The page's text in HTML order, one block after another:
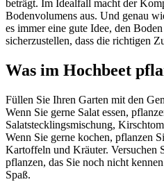
beträgt. Im Idealfall macht der
Bodenvolumens aus. Und genau
es immer eine gute Idee, den
sicherzustellen, dass die richtigen
Was im Hochbeet
Füllen Sie Ihren Garten mit den
Wenn Sie gerne Salat essen,
Salatstecklingsmischung,
Wenn Sie gerne kochen, pflanzen
Kartoffeln und Kräuter. Versuchen
pflanzen, das Sie noch nicht
Spaß.